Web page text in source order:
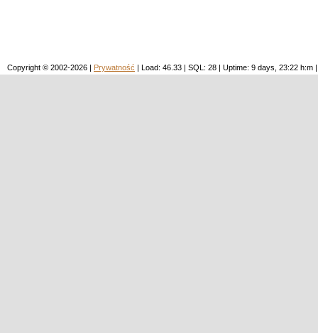
Copyright © 2002-2026 | Prywatność | Load: 46.33 | SQL: 28 | Uptime: 9 days, 23:22